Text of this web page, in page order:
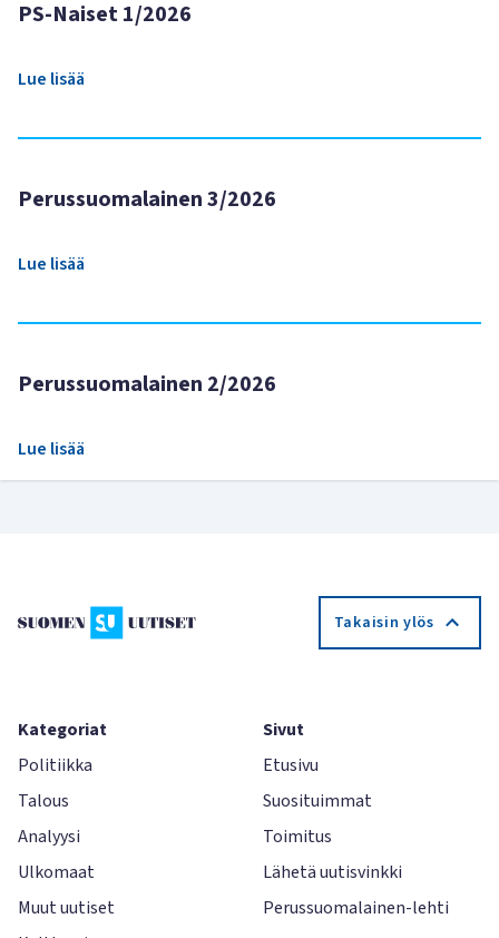
PS-Naiset 1/2026
Lue lisää
Perussuomalainen 3/2026
Lue lisää
Perussuomalainen 2/2026
Lue lisää
Takaisin ylös
Kategoriat
Politiikka
Talous
Analyysi
Ulkomaat
Muut uutiset
Sivut
Etusivu
Suosituimmat
Toimitus
Lähetä uutisvinkki
Perussuomalainen-lehti